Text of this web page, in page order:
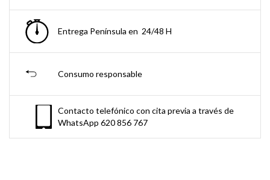
Entrega Península en 24/48 H
Consumo responsable
Contacto telefónico con cita previa a través de
WhatsApp 620 856 767